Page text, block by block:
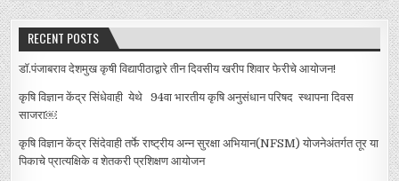
RECENT POSTS
डॉ.पंजाबराव देशमुख कृषी विद्यापीठाद्वारे तीन दिवसीय खरीप शिवार फेरीचे आयोजन!
कृषि विज्ञान केंद्र सिंधेवाही येथे 94वा भारतीय कृषि अनुसंधान परिषद स्थापना दिवस
साजरा￼
कृषि विज्ञान केंद्र सिंदेवाही तर्फे राष्ट्रीय अन्न सुरक्षा अभियान(NFSM) योजनेअंतर्गत तूर या
पिकाचे प्रात्यक्षिके व शेतकरी प्रशिक्षण आयोजन